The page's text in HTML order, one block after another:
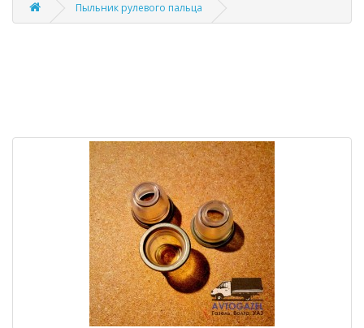
Пыльник рулевого пальца